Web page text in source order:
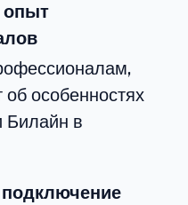
опыт
об особенностях
Билайн в